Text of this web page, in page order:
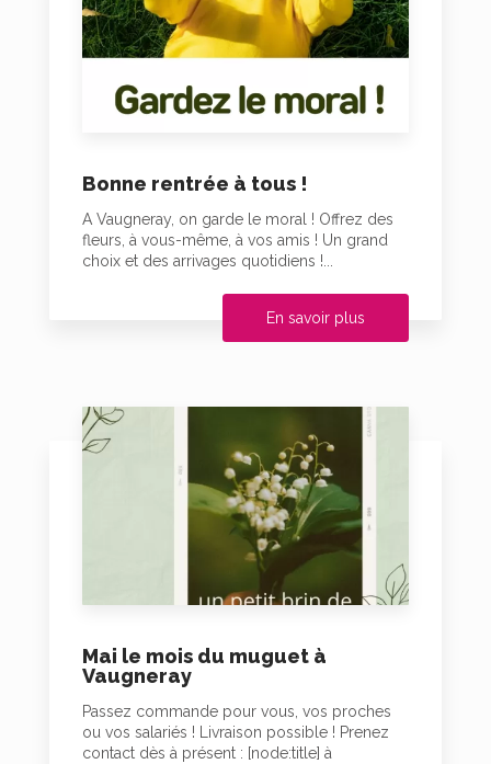
Bonne rentrée à tous !
A Vaugneray, on garde le moral ! Offrez des
fleurs, à vous-même, à vos amis ! Un grand
choix et des arrivages quotidiens !...
En savoir plus
Mai le mois du muguet à
Vaugneray
Passez commande pour vous, vos proches
ou vos salariés ! Livraison possible ! Prenez
contact dès à présent : [node:title] à